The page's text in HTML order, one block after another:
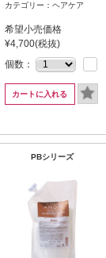
カテゴリー：ヘアケア
希望小売価格
¥4,700(税抜)
個数：
カートに入れる
PBシリーズ